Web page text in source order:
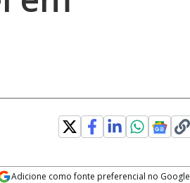
Adicione como fonte preferencial no Google